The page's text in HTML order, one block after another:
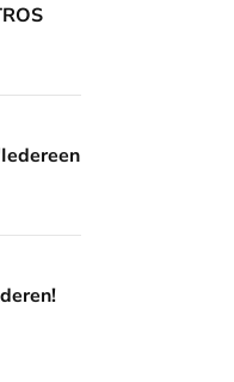
en nog vier kijktips voor
komt, voelt zich beter'